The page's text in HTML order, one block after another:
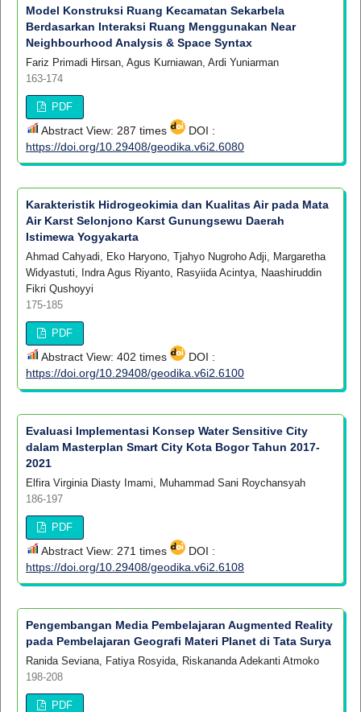
Model Konstruksi Ruang Kecamatan Sekarbela
Berdasarkan Interaksi Ruang Menggunakan Near
Neighbourhood Analysis & Space Syntax
Fariz Primadi Hirsan, Agus Kurniawan, Ardi Yuniarman
163-174
PDF
Abstract View: 287 times
DOI :
https://doi.org/10.29408/geodika.v6i2.6080
Karakteristik Hidrogeokimia dan Kualitas Air pada Mata
Air Karst Selonjono Karst Gunungsewu Daerah
Istimewa Yogyakarta
Ahmad Cahyadi, Eko Haryono, Tjahyo Nugroho Adji, Margaretha
Widyastuti, Indra Agus Riyanto, Rasyiida Acintya, Naashiruddin
Fikri Qushoyyi
175-185
PDF
Abstract View: 402 times
DOI :
https://doi.org/10.29408/geodika.v6i2.6100
Evaluasi Implementasi Konsep Water Sensitive City
dalam Masterplan Smart City Kota Bogor Tahun 2017-
2021
Elfira Virginia Diasty Imami, Muhammad Sani Roychansyah
186-197
PDF
Abstract View: 271 times
DOI :
https://doi.org/10.29408/geodika.v6i2.6108
Pengembangan Media Pembelajaran Augmented Reality
pada Pembelajaran Geografi Materi Planet di Tata Surya
Ranida Seviana, Fatiya Rosyida, Riskananda Adekanti Atmoko
198-208
PDF